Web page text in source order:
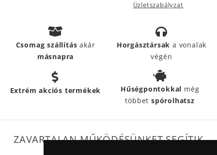
Üzletszabályzat
Csomag szállításakár
másnapra
Horgásztársak a vonalak
végén
Extrém akciós termékek Hűségpontokkal még
többetspórolhatsz
ZAVARTALAN MŰKÖDÉSÜNKET SEGÍTIK